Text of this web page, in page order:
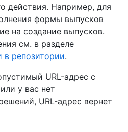
действия. Например, для
формы выпусков
на создание выпусков.
см. в разделе
в репозитории.
URL-адрес с
у вас нет
URL-адрес вернет